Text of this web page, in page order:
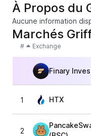
À Propos du
Aucune information
Marchés
# Exchange
Finary
1 HTX
2